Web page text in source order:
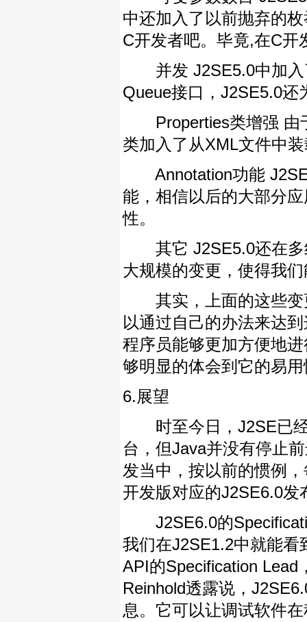
中还加入了以前抛弃的
C开发者吧。毕竟,在C开
并发 J2SE5.0中加入
Queue接口，J2SE5.0
Properties类增强 由
类加入了从XML文件中
Annotation功能
能，相信以后的大部分
性。
其它 J2SE5.0还在多
大规模的变更，使得我
其实，上面的这些变
以通过自己的办法来达
程序员能够更加方便地
够明显的体会到它的易
6.展望
时至今日，J2SE已经
台，但Java并没有停止
发当中，按以前的惯例
开发版对应的J2SE6.0发
J2SE6.0的
我们在J2SE1.2中就能看
API的Specification Lead
Reinhold透露说，
息。它可以让调试软件